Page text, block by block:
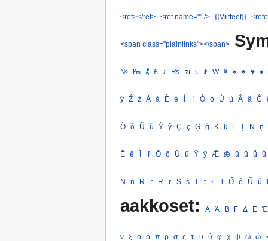
<ref></ref> <ref name="" /> {{Viitteet}}
<span class="plainlinks"></span>
№ ₧ ₰ £ ៛ ₨ ₪ ৳ ₮ ₩ ¥ ♠ ♣ ♥ ♦
ý Ź ź À à È è Ì ì Ò ò Ù ù Â â Ĉ
Õ õ Ũ ũ Ỹ ỹ Ç ç Ģ ģ Ķ ķ Ļ ļ Ņ ņ
Ē ē Ī ī Ō ō Ū ū Ȳ ȳ Ǣ ǣ ǖ ǘ ǚ ǜ
Ṇ ṇ Ṛ ṛ Ṝ ṝ Ṣ ṣ Ṭ ṭ Ł ł Ő ő Ű ű
aakkoset: Α Ά Β Γ Δ Ε Έ
ν ξ ο ό π ρ σ ς τ υ ύ φ χ ψ ω ώ •